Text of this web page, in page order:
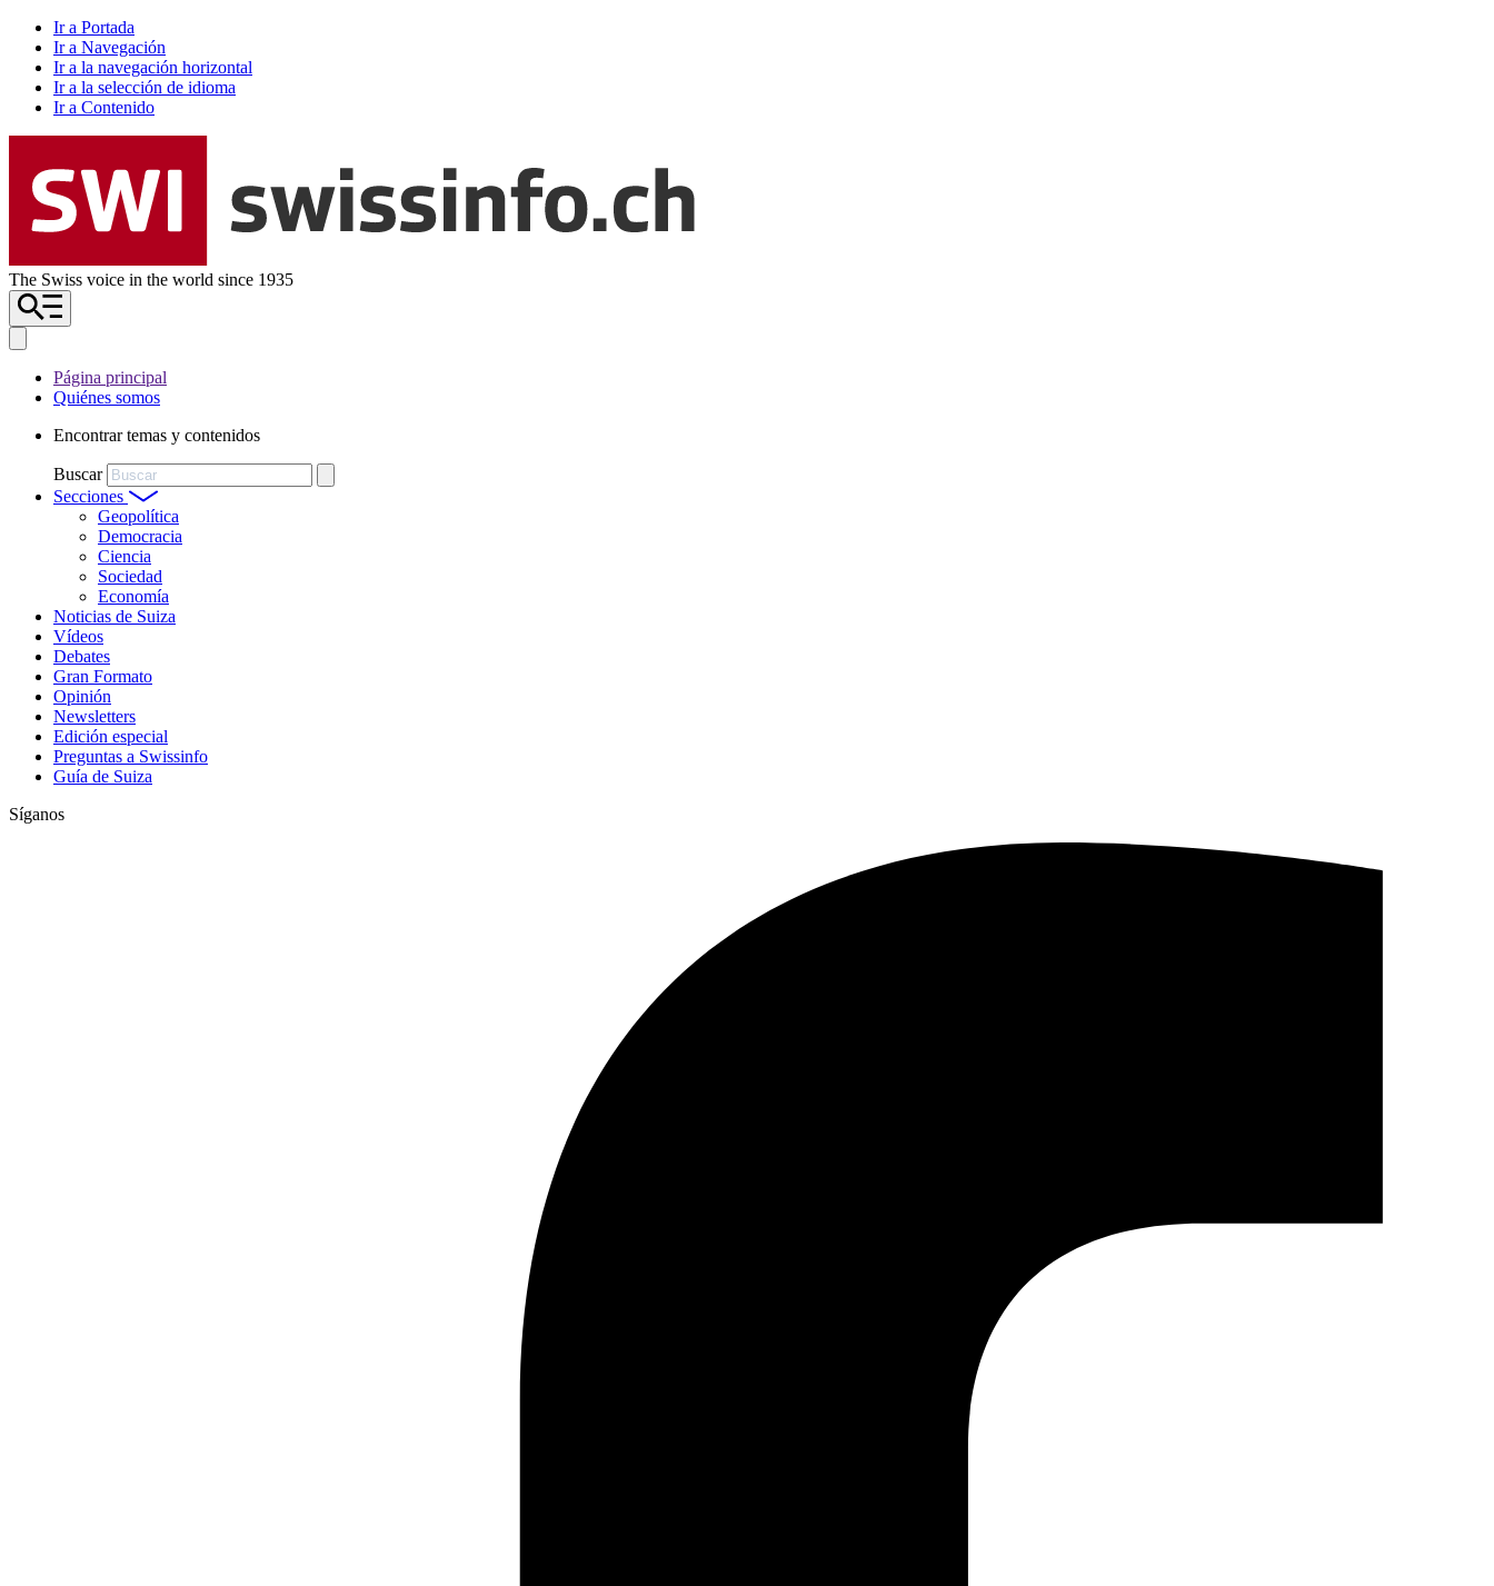
Ir a Portada
Ir a Navegación
Ir a la navegación horizontal
Ir a la selección de idioma
Ir a Contenido
The Swiss voice in the world since 1935
Página principal
Quiénes somos
Encontrar temas y contenidos
Buscar
Secciones
Geopolítica
Democracia
Ciencia
Sociedad
Economía
Noticias de Suiza
Vídeos
Debates
Gran Formato
Opinión
Newsletters
Edición especial
Preguntas a Swissinfo
Guía de Suiza
Síganos